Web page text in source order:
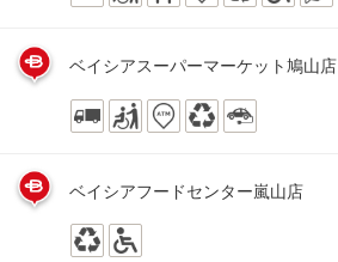
ベイシアスーパーマーケット鳩山店
ベイシアフードセンター嵐山店